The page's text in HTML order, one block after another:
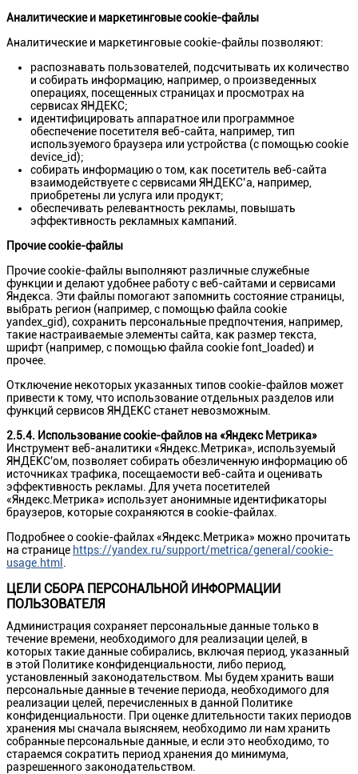
Аналитические и маркетинговые cookie-файлы
Аналитические и маркетинговые cookie-файлы позволяют:
распознавать пользователей, подсчитывать их количество
и собирать информацию, например, о произведенных
операциях, посещенных страницах и просмотрах на
сервисах ЯНДЕКС;
идентифицировать аппаратное или программное
обеспечение посетителя веб-сайта, например, тип
используемого браузера или устройства (с помощью cookie
device_id);
собирать информацию о том, как посетитель веб-сайта
взаимодействуете с сервисами ЯНДЕКС’а, например,
приобретены ли услуга или продукт;
обеспечивать релевантность рекламы, повышать
эффективность рекламных кампаний.
Прочие cookie-файлы
Прочие cookie-файлы выполняют различные служебные
функции и делают удобнее работу с веб-сайтами и сервисами
Яндекса. Эти файлы помогают запомнить состояние страницы,
выбрать регион (например, с помощью файла cookie
yandex_gid), сохранить персональные предпочтения, например,
такие настраиваемые элементы сайта, как размер текста,
шрифт (например, с помощью файла cookie font_loaded) и
прочее.
Отключение некоторых указанных типов cookie-файлов может
привести к тому, что использование отдельных разделов или
функций сервисов ЯНДЕКС станет невозможным.
2.5.4. Использование cookie-файлов на «Яндекс Метрика»
Инструмент веб-аналитики «Яндекс.Метрика», используемый
ЯНДЕКС'ом, позволяет собирать обезличенную информацию об
источниках трафика, посещаемости веб-сайта и оценивать
эффективность рекламы. Для учета посетителей
«Яндекс.Метрика» использует анонимные идентификаторы
браузеров, которые сохраняются в cookie-файлах.
Подробнее о cookie-файлах «Яндекс.Метрика» можно прочитать
на странице https://yandex.ru/support/metrica/general/cookie-
usage.html .
ЦЕЛИ СБОРА ПЕРСОНАЛЬНОЙ ИНФОРМАЦИИ
ПОЛЬЗОВАТЕЛЯ
Администрация сохраняет персональные данные только в
течение времени, необходимого для реализации целей, в
которых такие данные собирались, включая период, указанный
в этой Политике конфиденциальности, либо период,
установленный законодательством. Мы будем хранить ваши
персональные данные в течение периода, необходимого для
реализации целей, перечисленных в данной Политике
конфиденциальности. При оценке длительности таких периодов
хранения мы сначала выясняем, необходимо ли нам хранить
собранные персональные данные, и если это необходимо, то
стараемся сократить период хранения до минимума,
разрешенного законодательством.